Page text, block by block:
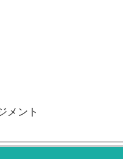
メント